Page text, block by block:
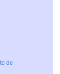
de